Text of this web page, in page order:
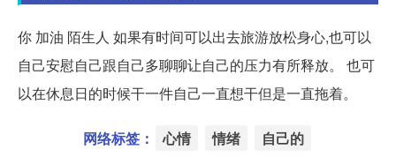
你 加油 陌生人 如果有时间可以出去旅游放松身心,也可以
自己安慰自己跟自己多聊聊让自己的压力有所释放。 也可
以在休息日的时候干一件自己一直想干但是一直拖着。
网络标签： 心情 情绪 自己的